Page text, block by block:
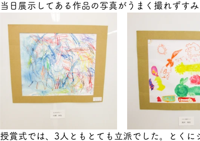
当日展示してある作品の写真がうまく撮れずす
授賞式では、3人ともとても立派でした。とく